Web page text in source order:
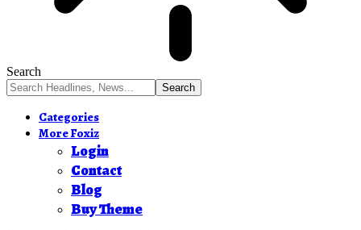
Search
Categories
More Foxiz
Login
Contact
Blog
Buy Theme